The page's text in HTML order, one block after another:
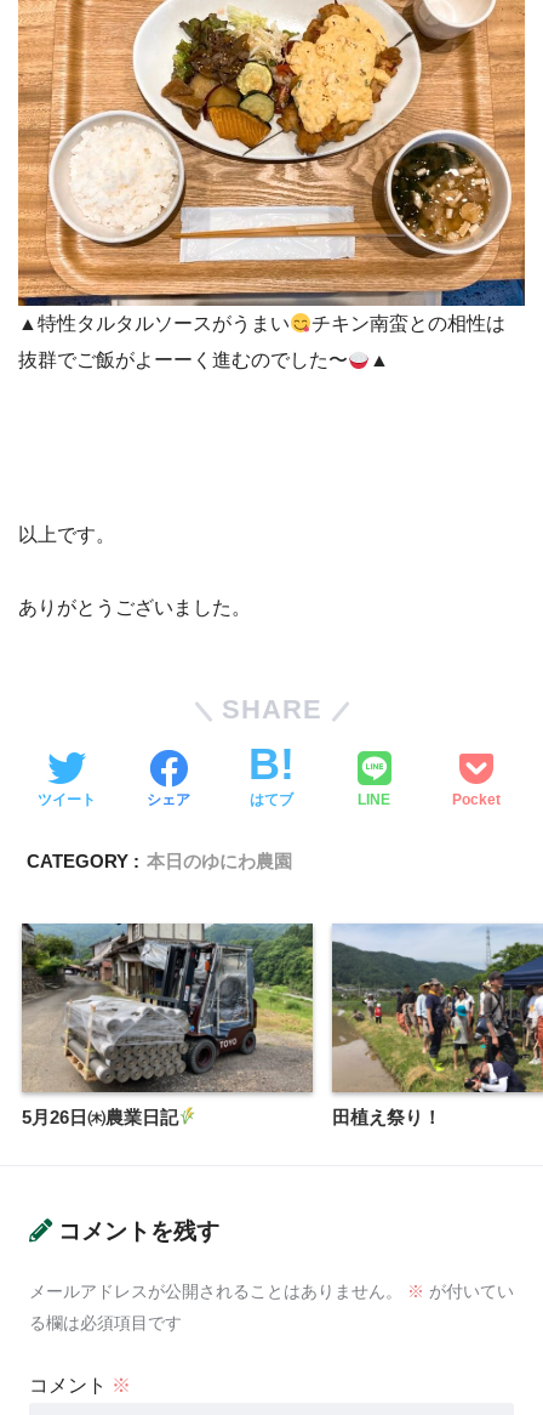
▲特性タルタルソースがうまい
チキン南蛮との相性は
抜群でご飯がよーーく進むのでした〜
▲
以上です。
ありがとうございました。
SHARE
ツイート シェア はてブ LINE Pocket
CATEGORY : 本日のゆにわ農園
5月26日㈭農業日記 田植え祭り！
コメントを残す
メールアドレスが公開されることはありません。 ※ が付いてい
る欄は必須項目です
コメント ※